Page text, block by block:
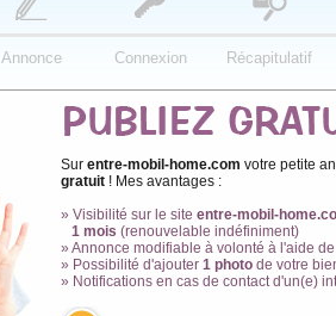
Annonce Connexion Récapitulatif
Sur entre-mobil-home.com votre petite
gratuit ! Mes avantages :
» Visibilité sur le site entre-mobil-
1 mois (renouvelable indéfiniment)
» Annonce modifiable à volonté à l'aide
» Possibilité d'ajouter 1 photo de votre
» Notifications en cas de contact d'un(e)